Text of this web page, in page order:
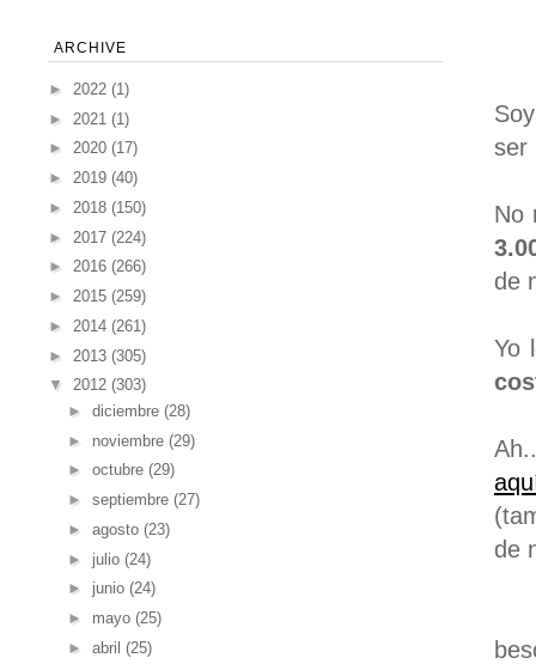
ser
No
de
Yo
de
ARCHIVE
► 2022 (1)
► 2021 (1)
► 2020 (17)
► 2019 (40)
► 2018 (150)
► 2017 (224)
► 2016 (266)
► 2015 (259)
► 2014 (261)
► 2013 (305)
▼ 2012 (303)
► diciembre (28)
► noviembre (29)
► octubre (29)
► septiembre (27)
► agosto (23)
► julio (24)
► junio (24)
► mayo (25)
► abril (25)